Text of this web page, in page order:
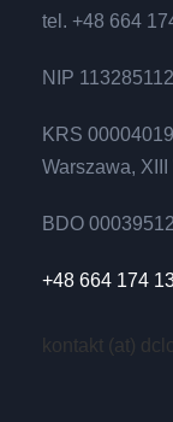
tel. +48 664
NIP
KRS
Warszawa,
BDO
+48 664 174
kontakt (at)